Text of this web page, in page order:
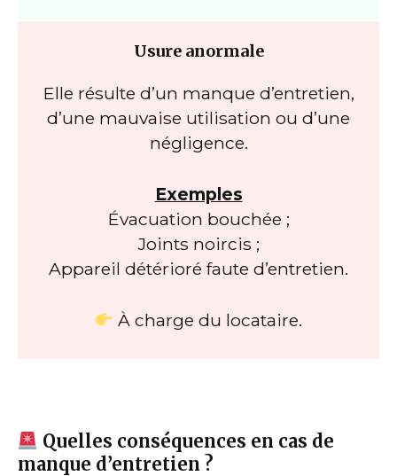
Usure anormale
Elle résulte d’un manque d’entretien,
d’une mauvaise utilisation ou d’une
négligence.
Exemples
Évacuation bouchée ;
Joints noircis ;
Appareil détérioré faute d’entretien.
À charge du locataire.
Quelles conséquences en cas de
manque d’entretien ?